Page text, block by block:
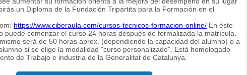
un Diploma de la Fundación Tripartita para la Formación en el
https://www.ciberaula.com/cursos-tecnicos-formacion-online/ En éste
puede comenzar el curso 24 horas después de formalizada la matrícula.
será de 50 horas aprox. (dependiendo la capacidad del alumno) o a
si se elige la modalidad "curso personalizado". Está homologado
de Trabajo e industria de la Generalitat de Catalunya.